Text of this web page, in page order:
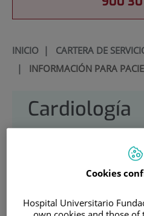
INICIO| CARTERA DE
| INFORMACIÓN PARA
Cardiología
Planta 3
hospitalización
ascensores 10 y 11
Cookies
Hospital Universitario